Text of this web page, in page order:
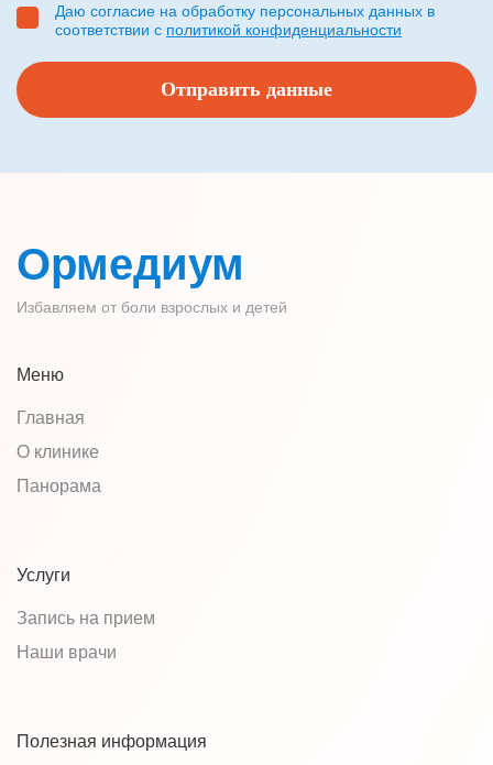
Даю согласие на обработку персональных данных в
соответствии с политикой конфиденциальности
Ормедиум
Избавляем от боли взрослых и детей
Меню
Главная
О клинике
Панорама
Услуги
Запись на прием
Наши врачи
Полезная информация